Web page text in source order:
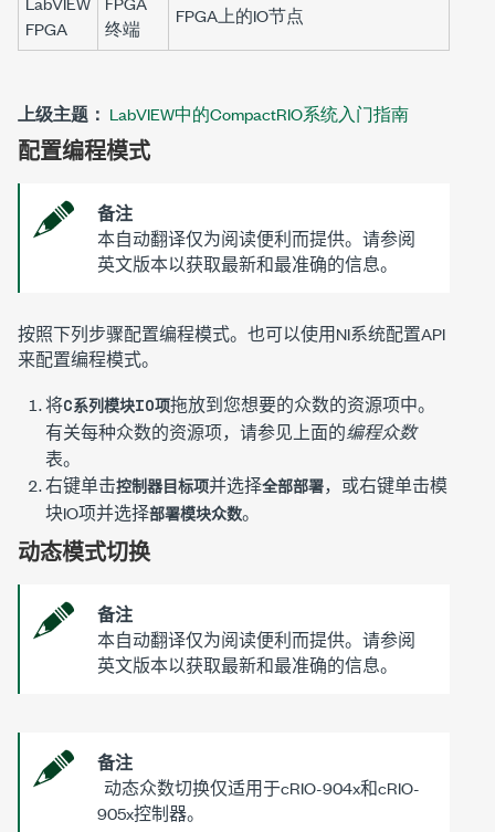
FPGA
终端
FPGA上的IO节点
上级主题： LabVIEW中的CompactRIO系统入门指南
配置编程模式
备注
本自动翻译仅为阅读便利而提供。请参阅
英文版本以获取最新和最准确的信息。
按照下列步骤配置编程模式。也可以使用NI系统配置API
来配置编程模式。
将C系列模块IO项拖放到您想要的众数的资源项中。
有关每种众数的资源项，请参见上面的编程众数
表。
右键单击控制器目标项并选择全部部署，或右键单击模
块IO项并选择部署模块众数。
动态模式切换
备注
本自动翻译仅为阅读便利而提供。请参阅
英文版本以获取最新和最准确的信息。
备注
动态众数切换仅适用于cRIO-904x和cRIO-
905x控制器。